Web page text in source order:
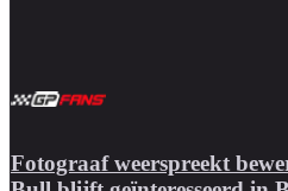
Fotograaf weerspreekt